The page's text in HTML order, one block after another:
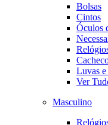
Bolsas
Cintos
Óculos
Luvas
Ver
Masculino